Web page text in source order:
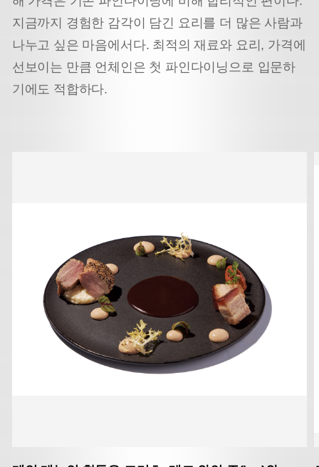
지금까지 경험한 감각이 담긴 요리를 더 많은 사람과
나누고 싶은 마음에서다. 최적의 재료와 요리, 가격에
선보이는 만큼 언체인은 첫 파인다이닝으로 입문하
기에도 적합하다.